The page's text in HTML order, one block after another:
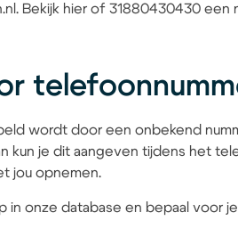
Bekijk hier of 31880430430
wordt door een onbekend
kun je dit aangeven tijdens het
jou opnemen.
in onze database en bepaal voor